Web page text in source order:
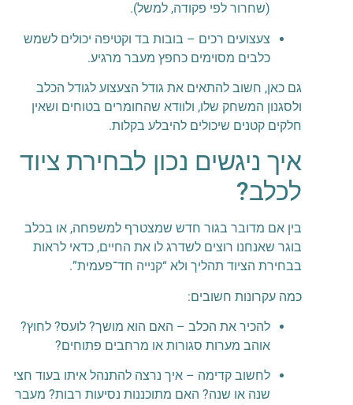
(שחרור לפי פקודה, למשל).
צעצועים רכים – בובות בד וקטיפה יכולים לשמש
כלבים מסוימים כחפץ מעבר מרגיע.
גם כאן, חשוב להתאים את גודל הצעצוע לגודל הכלב
ולסגנון המשחק שלו, ולוודא שהחומרים בטוחים ושאין
חלקים קטנים שיכולים להיבלע בקלות.
איך ניגשים נכון לבחירת ציוד
לכלב?
בין אם מדובר בגור חדש שמצטרף למשפחה, או בכלב
בוגר שאנחנו רוצים לשדרג לו את החיים, כדאי לראות
בבחירת הציוד תהליך ולא “קנייה חד־פעמית”.
כמה עקרונות חשובים:
להכיר את הכלב – האם הוא מושך? לועס? לחוץ?
אוהב מערות סגורות או מרחבים פתוחים?
לחשוב קדימה – איך נרצה להתנהל איתו בעוד חצי
שנה או שנה? האם מתוכננות נסיעות רבות? מעבר